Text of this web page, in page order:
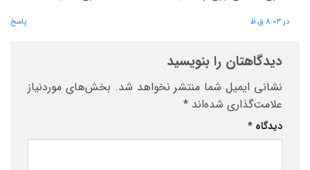
در 8:03 ق.ظ پاسخ
دیدگاهتان را بنویسید
نشانی ایمیل شما منتشر نخواهد شد. بخش‌های موردنیاز
علامت‌گذاری شده‌اند *
دیدگاه *